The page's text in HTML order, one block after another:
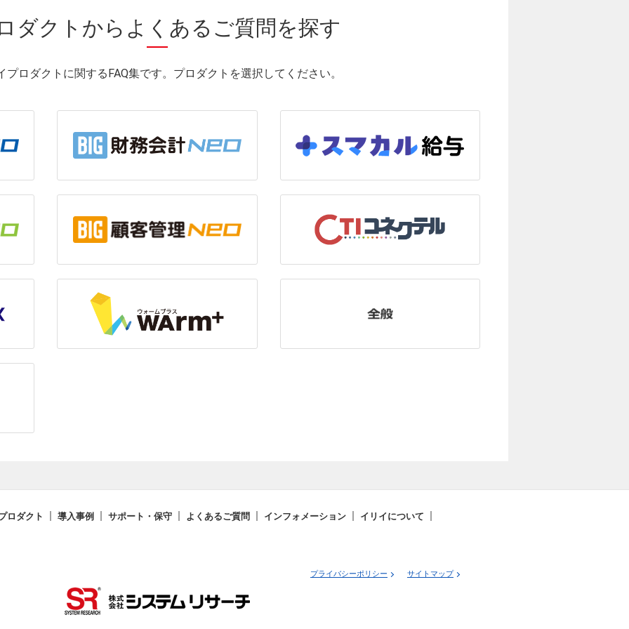
ダクトから よくあるご質問を探す
プロダクトに関するFAQ集です。プロダクトを選択してください。
ロダクト 導入事例 サポート・保守 よくあるご質問 インフォメーション イリイについて
プライバシーポリシー サイトマップ